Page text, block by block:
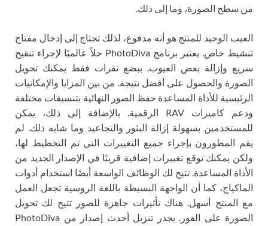
من سطح الصورة، وما إلى ذلك.
العيب الوحيد للمنتج هو أنه مدفوع، لذلك تحتاج إلى إدخال مفتاح
تنشيط خاص. يعتبر برنامج PhotoDiva حلاً عالميًا لإجراء تنقيح
سريع وإزالة بعض العيوب. ببضع نقرات فقط يمكنك تحويل
الصورة والحصول على أفضل نتيجة. من بين المزايا والإمكانيات
الرئيسية للأداة المساعدة حفظ الصور النهائية بتنسيقات مختلفة
ودعم كاميرات RAV الرقمية. بالإضافة إلى ذلك، يمكن
للمستخدمين بسهولة إزالة البثور والتجاعيد وما شابه ذلك. لم
يقم المطورون بإجراء جميع التغييرات التي تم التخطيط لها،
ولكن يمكنك توقع تغييرات إضافية قريبًا في الإصدار الجديد من
الأداة المساعدة. تتيح لك الوظائف الواسعة أيضًا استخدام أدوات
الماكياج، كما أن الواجهة البسيطة باللغة الروسية تجعل العمل
مع المنتج أسهل. هناك تأثيرات جاهزة للصور تتيح لك تحويل
الصورة على الفور. يجدر تنزيل أحدث إصدار من PhotoDiva